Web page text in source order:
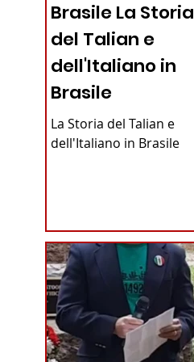
Brasile La Storia
del Talian e
dell'Italiano in
Brasile
La Storia del Talian e
dell'Italiano in Brasile